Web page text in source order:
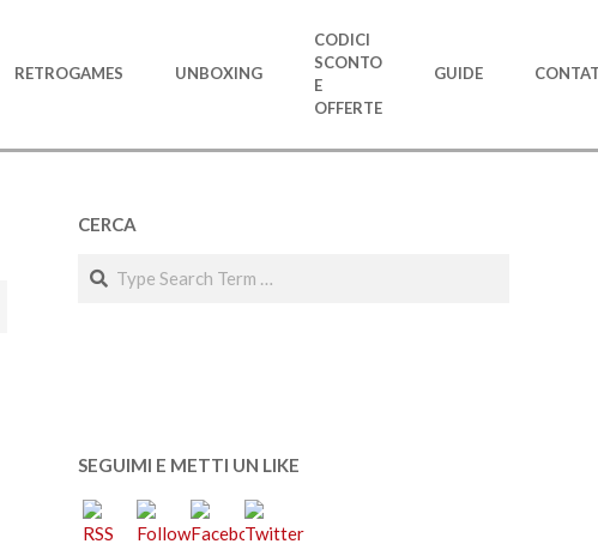
RETROGAMES UNBOXING
CODICI
SCONTO
E
OFFERTE
GUIDE
CERCA
Search
SEGUIMI E METTI UN LIKE